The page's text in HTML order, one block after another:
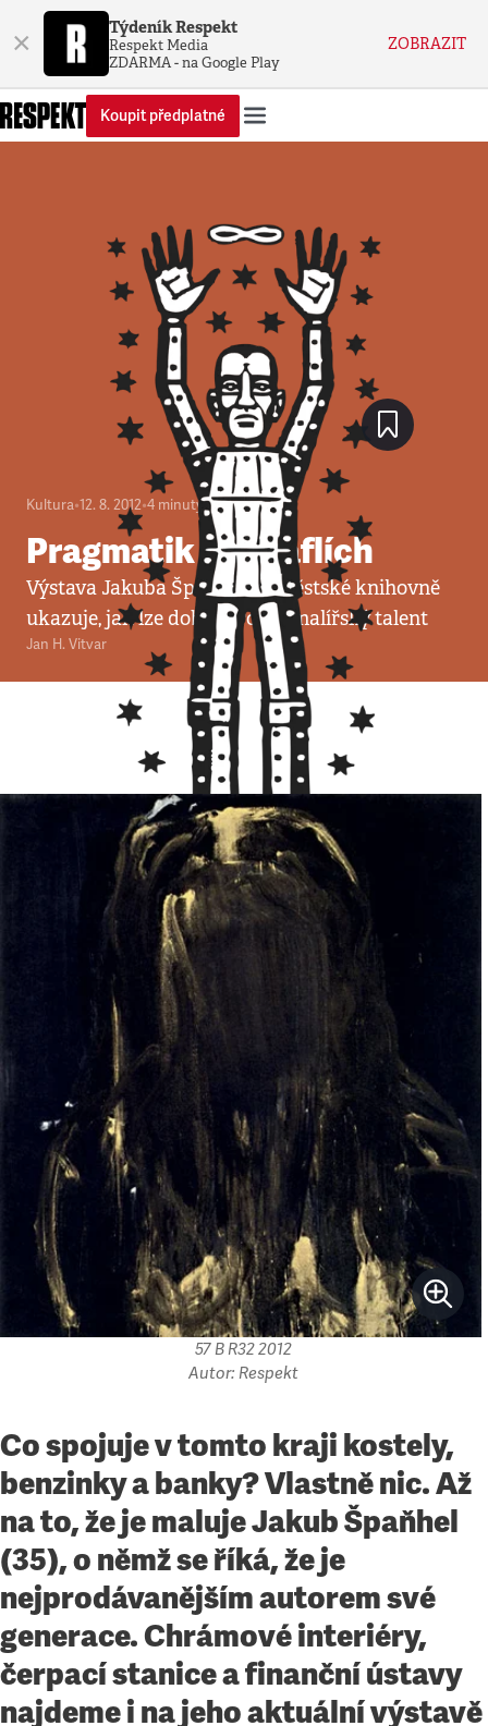
× Týdeník Respekt
Respekt Media
ZDARMA - na Google Play
ZOBRAZIT
Koupit předplatné
Kultura•12. 8. 2012•4 minuty
Pragmatik na štaflích
Výstava Jakuba Špaňhela v Městské knihovně
ukazuje, jak lze dobře prodat malířský talent
Jan H. Vitvar
57 B R32 2012
Autor: Respekt
Co spojuje v tomto kraji kostely,
benzinky a banky? Vlastně nic. Až
na to, že je maluje Jakub Špaňhel
(35), o němž se říká, že je
nejprodávanějším autorem své
generace. Chrámové interiéry,
čerpací stanice a finanční ústavy
najdeme i na jeho aktuální výstavě